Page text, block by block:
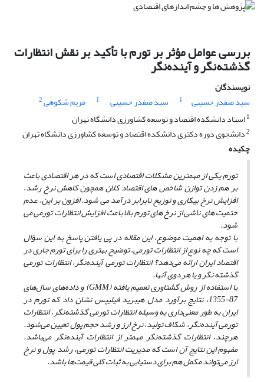
بررسی عوامل مؤثر بر تورم با تأکید بر نقش انتظارات
گذشته‌نگر و آینده‌نگر
نویسندگان
سید صفدر حسینی
1 سید صفدر حسینی 1 مریم شکوهی2
1استاد دانشکده اقتصاد و توسعه کشاورزی دانشگاه تهران
2دانشجوی دوره دکتری دانشکده اقتصاد و توسعه کشاورزی دانشگاه تهران
چکیده
تورم یکی از مهمترین مشکلات اقتصادی است که در هر اقتصادی باعث
بر هم زدن توازن شاخص های اقتصاد کلان همچون کاهش نرخ رشد،
افزایش نرخ بیکاریو توزیع نابرابر درآمد می شود. افزون بر این، عدم
حتمیت های ناشی از نرخ های تورم بالا باعث افزایش انتظارات تورمی می
شود.
با توجه به اهمیت موضوع، این مقاله در پی یافتن پاسخ به این سؤال
است کهچه نوع از انتظارات تورمی، توضیح بهتری را برای تورم جاری در
اقتصاد ایران ارائه می‌دهد؟ انتظارات تورمی آینده‌نگر، انتظارات تورمی
گذشته نگر و یا هر دوی آنها.
با استفاده از روش گشتاوری تعمیم یافته (GMM) و داده‌های سال‌های
87-1355، نتایج برآورد مدل هیبرید فیلیپس نشان داد که تورم در
ایران به طور معنی‌داری به وسیله انتظارات تورمی گذشته‌نگر، انتظارات
تورمی آینده‌نگر، شکاف تولید، نرخ ارز و رشد حجم پول تعیین می‌شود.
هرچند، انتظارات گذشته‌نگر مهمتر از انتظارات آینده‌نگر می‌باشد.
مفهوم این نتایج آن است که مدیریت انتظارات تورمی، رشد پول و نرخ
ارز می‌تواند مکمل هم برای دستیابی به ثبات کلی قیمت‌ها باشد.